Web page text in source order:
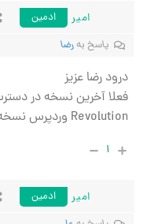
امیر
ادمین
پاسخ بهرضا
درود رضا عزیز
Revolution وردپرس نسخه 6.7.38 می باشد.
۱
امیر
ادمین